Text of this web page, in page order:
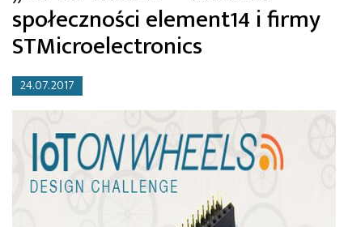
społeczności element14 i firmy
STMicroelectronics
24.07.2017